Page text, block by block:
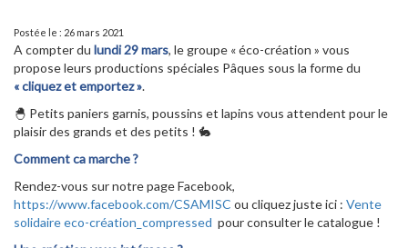
Postée le : 26 mars 2021
A compter du lundi 29 mars, le groupe « éco-création » vous
propose leurs productions spéciales Pâques sous la forme du
« cliquez et emportez ».
🐣 Petits paniers garnis, poussins et lapins vous attendent pour le
plaisir des grands et des petits ! 🐇
Comment ca marche ?
Rendez-vous sur notre page Facebook,
https://www.facebook.com/CSAMISC ou cliquez juste ici : Vente
solidaire eco-création_compressed pour consulter le catalogue !